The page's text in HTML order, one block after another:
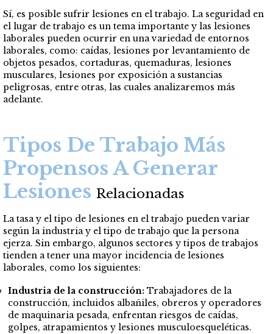
Sí, es posible sufrir lesiones en el trabajo. La seguridad en
el lugar de trabajo es un tema importante y las lesiones
laborales pueden ocurrir en una variedad de entornos
laborales, como: caídas, lesiones por levantamiento de
objetos pesados, cortaduras, quemaduras, lesiones
musculares, lesiones por exposición a sustancias
peligrosas, entre otras, las cuales analizaremos más
adelante.
Tipos De Trabajo Más
Propensos A Generar
Lesiones Relacionadas
La tasa y el tipo de lesiones en el trabajo pueden variar
según la industria y el tipo de trabajo que la persona
ejerza. Sin embargo, algunos sectores y tipos de trabajos
tienden a tener una mayor incidencia de lesiones
laborales, como los siguientes:
Industria de la construcción: Trabajadores de la
construcción, incluidos albañiles, obreros y operadores
de maquinaria pesada, enfrentan riesgos de caídas,
golpes, atrapamientos y lesiones musculoesqueléticas.